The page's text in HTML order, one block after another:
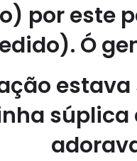
por este
Ó
súplica